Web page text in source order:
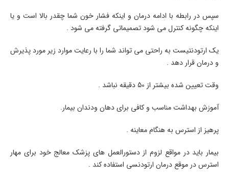
سپس در رابطه با ادامه درمان و اینکه فشار خون شما چقدر بالا است و یا
اینکه چگونه کنترل می شود تصمیماتی گرفته می شود .
یک ارتودنتیست به راحتی می تواند شما را با رعایت موارد زیر مورد پذیرش
و درمان قرار دهد .
وقت تعیین شده بیشتر از 50 دقیقه نباشد .
آموزش بهداشت مناسب و کافی برای دهان ودندان بیمار.
پرهیز از استرس به هنگام معاینه .
بیمار باید در مواقع لزوم از دستورالعمل های پزشک معالج خود برای مهار
استرس در موقع درمان ارتودنسی استفاده کند .